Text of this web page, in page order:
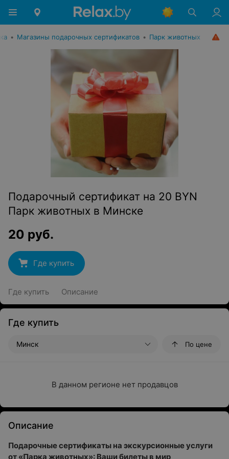
• Магазины подарочных сертификатов • Парк животных
Подарочный сертификат на 20 BYN
Парк животных в Минске
20 руб.
Где купить
Где купить Описание
Где купить
Минск По цене
В данном регионе нет продавцов
Описание
Подарочные сертификаты на экскурсионные услуги
от «Парка животных»: Ваши билеты в мир